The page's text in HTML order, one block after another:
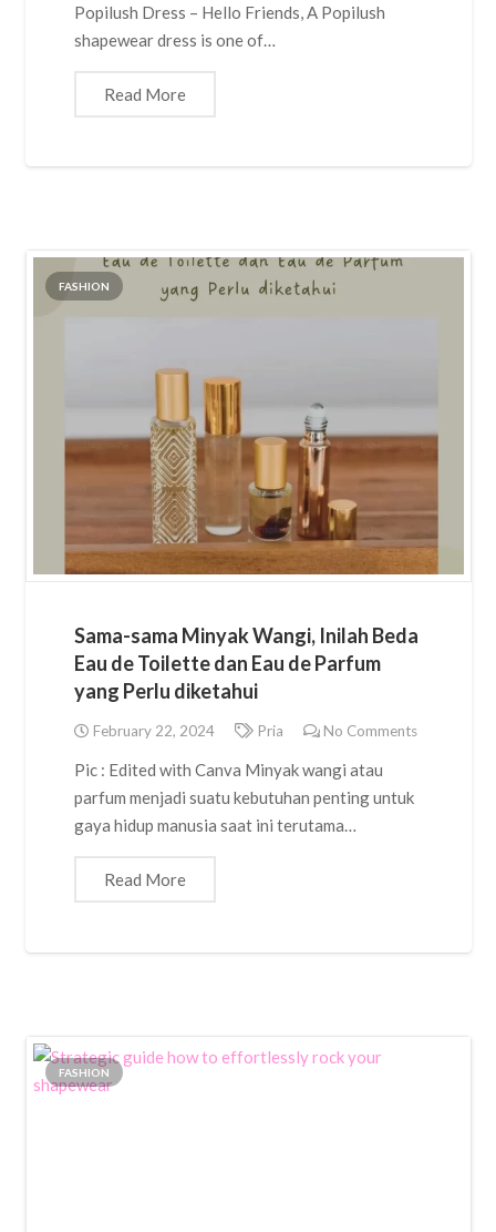
Popilush Dress – Hello Friends, A Popilush
shapewear dress is one of…
Read More
FASHION
Sama-sama Minyak Wangi, Inilah Beda
Eau de Toilette dan Eau de Parfum
yang Perlu diketahui
February 22, 2024 Pria No Comments
Pic : Edited with Canva Minyak wangi atau
parfum menjadi suatu kebutuhan penting untuk
gaya hidup manusia saat ini terutama…
Read More
FASHION